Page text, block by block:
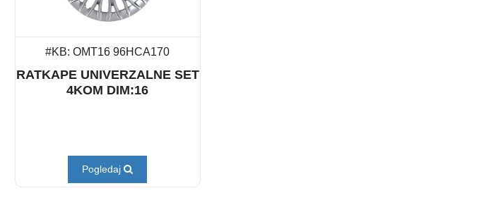
#KB: OMT16 96HCA170
RATKAPE UNIVERZALNE SET
4KOM DIM:16
Pogledaj